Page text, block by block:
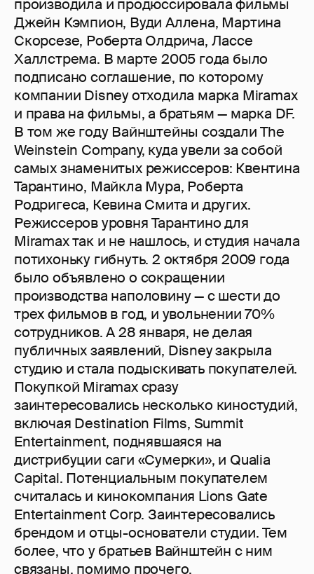
производила и продюссировала фильмы
Джейн Кэмпион, Вуди Аллена, Мартина
Скорсезе, Роберта Олдрича, Лассе
Халлстрема. В марте 2005 года было
подписано соглашение, по которому
компании Disney отходила марка Miramax
и права на фильмы, а братьям — марка DF.
В том же году Вайнштейны создали The
Weinstein Company, куда увели за собой
самых знаменитых режиссеров: Квентина
Тарантино, Майкла Мура, Роберта
Родригеса, Кевина Смита и других.
Режиссеров уровня Тарантино для
Miramax так и не нашлось, и студия начала
потихоньку гибнуть. 2 октября 2009 года
было объявлено о сокращении
производства наполовину — с шести до
трех фильмов в год, и увольнении 70%
сотрудников. А 28 января, не делая
публичных заявлений, Disney закрыла
студию и стала подыскивать покупателей.
Покупкой Miramax сразу
заинтересовались несколько киностудий,
включая Destination Films, Summit
Entertainment, поднявшаяся на
дистрибуции саги «Сумерки», и Qualia
Capital. Потенциальным покупателем
считалась и кинокомпания Lions Gate
Entertainment Corp. Заинтересовались
брендом и отцы-основатели студии. Тем
более, что у братьев Вайнштейн с ним
связаны, помимо прочего,